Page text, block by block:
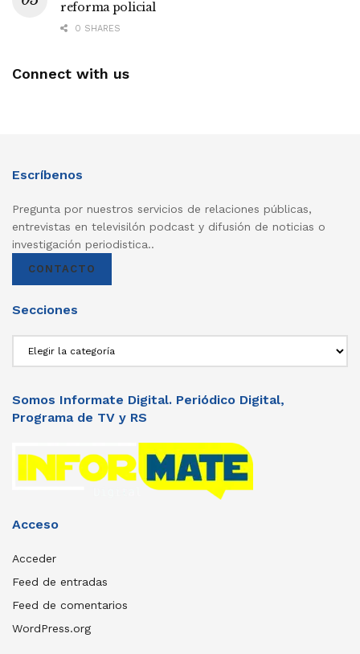
reforma policial
0 SHARES
Connect with us
Escríbenos
Pregunta por nuestros servicios de relaciones públicas,
entrevistas en televisilón podcast y difusión de noticias o
investigación periodistica..
CONTACTO
Secciones
Somos Informate Digital. Periódico Digital,
Programa de TV y RS
Acceso
Acceder
Feed de entradas
Feed de comentarios
WordPress.org